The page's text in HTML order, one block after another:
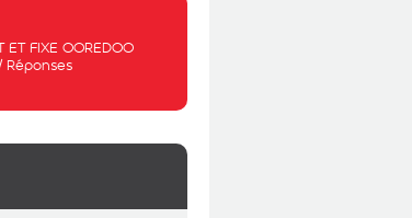
ET FIXE OOREDOO
Réponses